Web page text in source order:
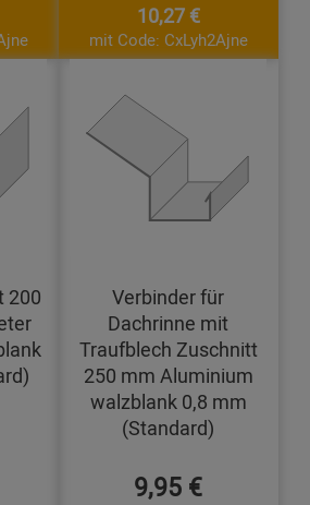
10,27 €
mit Code: CxLyh2Ajne
200
Verbinder für
Dachrinne mit
Traufblech Zuschnitt
250 mm Aluminium
walzblank 0,8 mm
(Standard)
9,95 €